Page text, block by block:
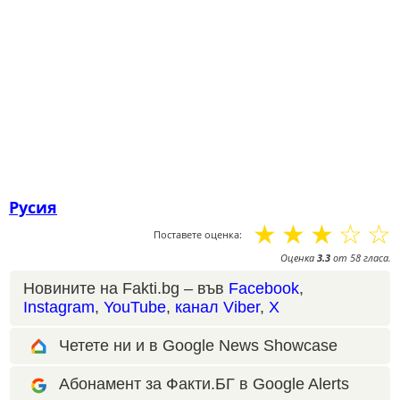
Русия
Поставете оценка: ☆
☆
☆
☆
☆
Оценка 3.3 от 58 гласа.
Новините на Fakti.bg – във Facebook,
Instagram, YouTube, канал Viber, X
Четете ни и в Google News Showcase
Абонамент за Факти.БГ в Google Alerts